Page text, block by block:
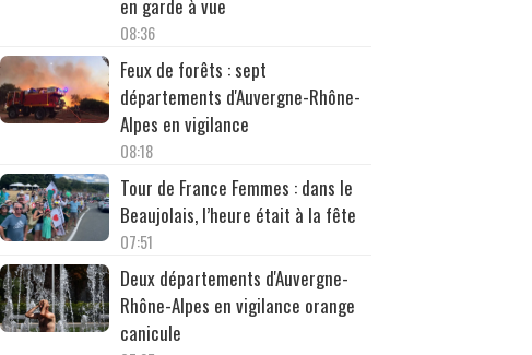
en garde à vue
08:36
Feux de forêts : sept
départements d'Auvergne-Rhône-
Alpes en vigilance
08:18
Tour de France Femmes : dans le
Beaujolais, l’heure était à la fête
07:51
Deux départements d'Auvergne-
Rhône-Alpes en vigilance orange
canicule